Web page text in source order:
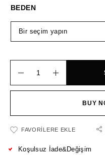
BEDEN
BUY
FAVORILERE EKLE
Koşulsuz İade&Değişim